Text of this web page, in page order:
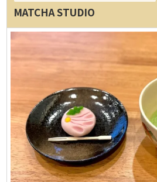
MATCHA STUDIO